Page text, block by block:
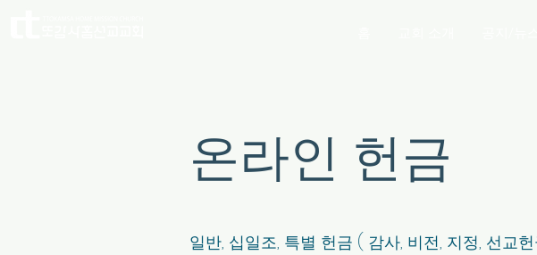
​온라인 헌금
일반, 십일조, 특별 헌금 ( 감사, 비전, 지정, 선교